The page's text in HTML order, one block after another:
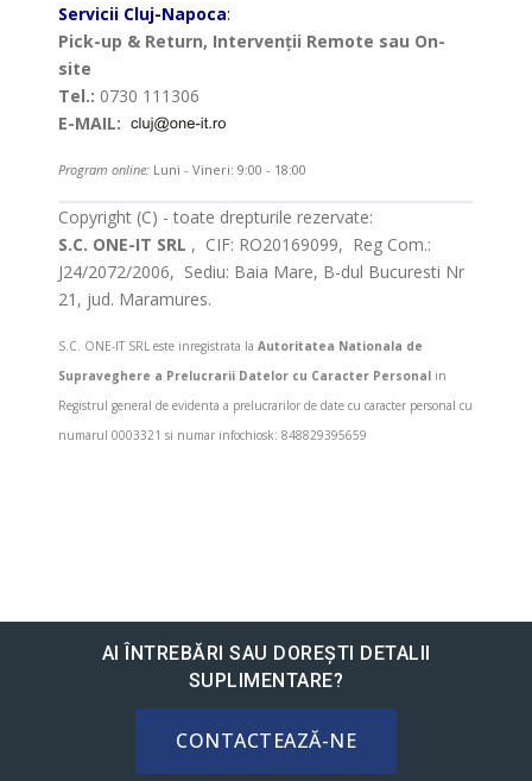
Servicii Cluj-Napoca:
Pick-up & Return, Intervenții Remote sau On-
site
Tel.: 0730 111306
E-MAIL:
Program online: Luni - Vineri: 9:00 - 18:00
Copyright (C) - toate drepturile rezervate:
S.C. ONE-IT SRL , CIF: RO20169099, Reg Com.:
J24/2072/2006, Sediu: Baia Mare, B-dul Bucuresti Nr
21, jud. Maramures.
S.C. ONE-IT SRL este inregistrata la Autoritatea Nationala de
Supraveghere a Prelucrarii Datelor cu Caracter Personal in
Registrul general de evidenta a prelucrarilor de date cu caracter personal cu
numarul 0003321 si numar infochiosk: 848829395659
AI ÎNTREBĂRI SAU DOREȘTI DETALII
SUPLIMENTARE?
CONTACTEAZĂ-NE